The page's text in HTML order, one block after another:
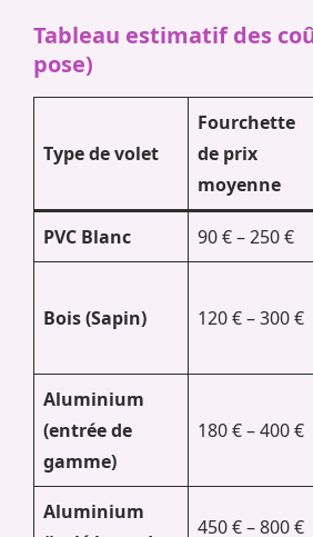
Tableau estimatif des
pose)
Type de volet
Fourchette
de prix
moyenne
PVC Blanc 90 € – 250 €
Bois (Sapin) 120 € – 300 €
Aluminium
(entrée de
gamme)
180 € – 400 €
Aluminium
450 € – 800 €